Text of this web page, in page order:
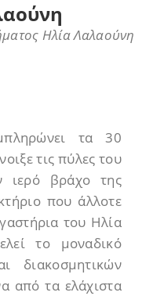
Ηλία Λαλαούνη
τα 30
τις πύλες του
βράχο της
που άλλοτε
του Ηλία
το μοναδικό
διακοσμητικών
από τα ελάχιστα